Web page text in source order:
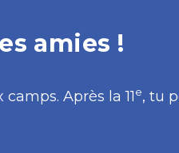
amies !
Après la 11e, tu